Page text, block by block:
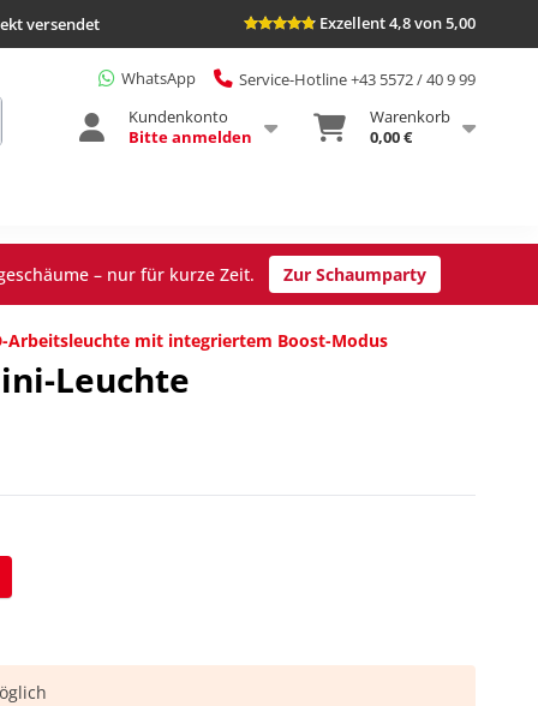
versendet Exzellent 4,8 von 5,00
WhatsApp
Service-Hotline +43 5572 / 40 9 99
Kundenkonto
Bitte anmelden
Warenkorb
0,00 €
– nur für kurze Zeit. Zur Schaumparty
Arbeitsleuchte mit integriertem Boost-Modus
Leuchte